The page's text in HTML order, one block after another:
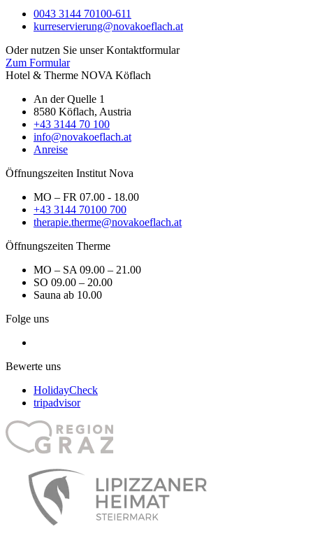
0043 3144 70100-611
kurreservierung@novakoeflach.at
Oder nutzen Sie unser Kontaktformular
Zum Formular
Hotel & Therme NOVA Köflach
An der Quelle 1
8580 Köflach, Austria
+43 3144 70 100
info@novakoeflach.at
Anreise
Öffnungszeiten Institut Nova
MO – FR 07.00 - 18.00
+43 3144 70100 700
therapie.therme@novakoeflach.at
Öffnungszeiten Therme
MO – SA 09.00 – 21.00
SO 09.00 – 20.00
Sauna ab 10.00
Folge uns
Bewerte uns
HolidayCheck
tripadvisor